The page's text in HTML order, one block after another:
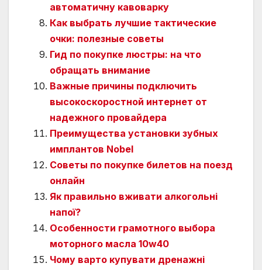
автоматичну кавоварку
Как выбрать лучшие тактические
очки: полезные советы
Гид по покупке люстры: на что
обращать внимание
Важные причины подключить
высокоскоростной интернет от
надежного провайдера
Преимущества установки зубных
имплантов Nobel
Советы по покупке билетов на поезд
онлайн
Як правильно вживати алкогольні
напої?
Особенности грамотного выбора
моторного масла 10w40
Чому варто купувати дренажні